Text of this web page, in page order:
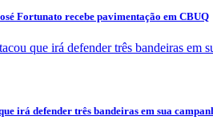
Fortunato recebe pavimentação em CBUQ
irá defender três bandeiras em sua